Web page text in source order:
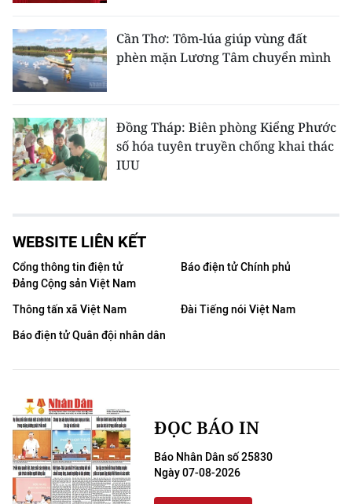
Cần Thơ: Tôm-lúa giúp vùng đất
phèn mặn Lương Tâm chuyển mình
Đồng Tháp: Biên phòng Kiểng Phước
số hóa tuyên truyền chống khai thác
IUU
WEBSITE LIÊN KẾT
Cổng thông tin điện tử
Đảng Cộng sản Việt Nam
Báo điện tử Chính phủ
Thông tấn xã Việt Nam
Đài Tiếng nói Việt Nam
Báo điện tử Quân đội nhân dân
ĐỌC BÁO IN
Báo Nhân Dân số 25830
Ngày 07-08-2026